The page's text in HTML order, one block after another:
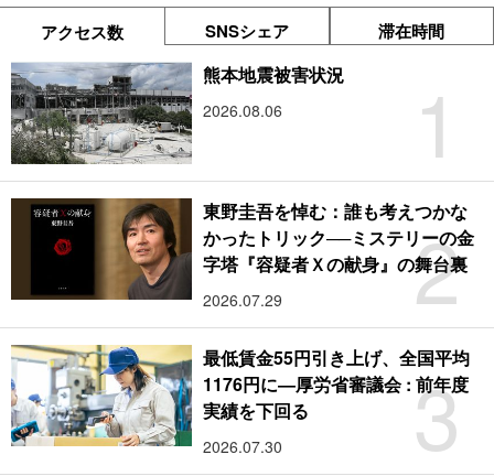
アクセス数 SNSシェア 滞在時間
1
熊本地震被害状況
2026.08.06
2
東野圭吾を悼む：誰も考えつかな
かったトリック──ミステリーの金
字塔『容疑者Ｘの献身』の舞台裏
2026.07.29
3
最低賃金55円引き上げ、全国平均
1176円に―厚労省審議会 : 前年度
実績を下回る
2026.07.30